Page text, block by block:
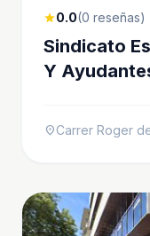
star0.0(0 reseñas)
Sindicato
Y
location_onCarrer Roger